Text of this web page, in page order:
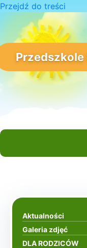
Przejdź do treści
Aktualności
Galeria zdjęć
DLA RODZICÓW